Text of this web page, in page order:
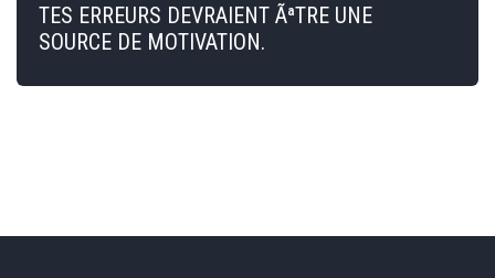
TES ERREURS DEVRAIENT ÃªTRE UNE
SOURCE DE MOTIVATION.